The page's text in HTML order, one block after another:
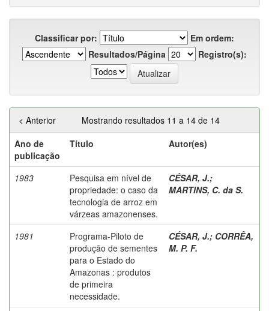
Classificar por:
Em ordem:
Resultados/Página
Registro(s):
Mostrando resultados 11 a 14 de 14
< Anterior
Ano de
publicação
Título Autor(es)
1983
Pesquisa em nível de
propriedade: o caso da
tecnologia de arroz em
várzeas amazonenses.
CÉSAR, J.;
MARTINS, C. da S.
1981
Programa-Piloto de
produção de sementes
para o Estado do
Amazonas : produtos
de primeira
necessidade.
CÉSAR, J.; CORRÊA,
M. P. F.